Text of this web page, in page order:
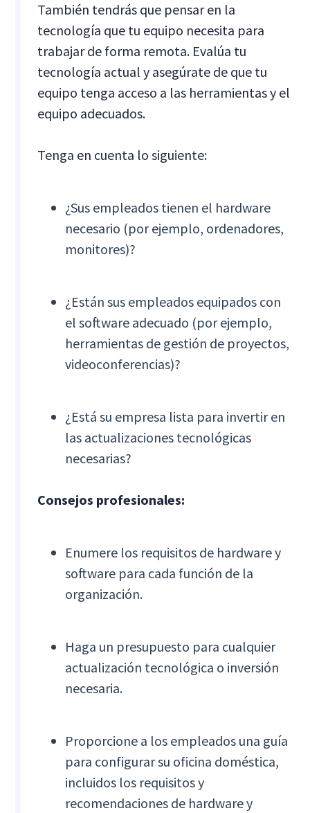
También tendrás que pensar en la
tecnología que tu equipo necesita para
trabajar de forma remota. Evalúa tu
tecnología actual y asegúrate de que tu
equipo tenga acceso a las herramientas y el
equipo adecuados.
Tenga en cuenta lo siguiente:
¿Sus empleados tienen el hardware
necesario (por ejemplo, ordenadores,
monitores)?
¿Están sus empleados equipados con
el software adecuado (por ejemplo,
herramientas de gestión de proyectos,
videoconferencias)?
¿Está su empresa lista para invertir en
las actualizaciones tecnológicas
necesarias?
Consejos profesionales:
Enumere los requisitos de hardware y
software para cada función de la
organización.
Haga un presupuesto para cualquier
actualización tecnológica o inversión
necesaria.
Proporcione a los empleados una guía
para configurar su oficina doméstica,
incluidos los requisitos y
recomendaciones de hardware y